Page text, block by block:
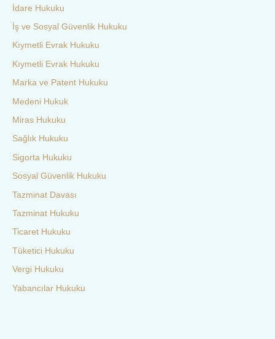
İdare Hukuku
İş ve Sosyal Güvenlik Hukuku
Kıymetli Evrak Hukuku
Kıymetli Evrak Hukuku
Marka ve Patent Hukuku
Medeni Hukuk
Miras Hukuku
Sağlık Hukuku
Sigorta Hukuku
Sosyal Güvenlik Hukuku
Tazminat Davası
Tazminat Hukuku
Ticaret Hukuku
Tüketici Hukuku
Vergi Hukuku
Yabancılar Hukuku